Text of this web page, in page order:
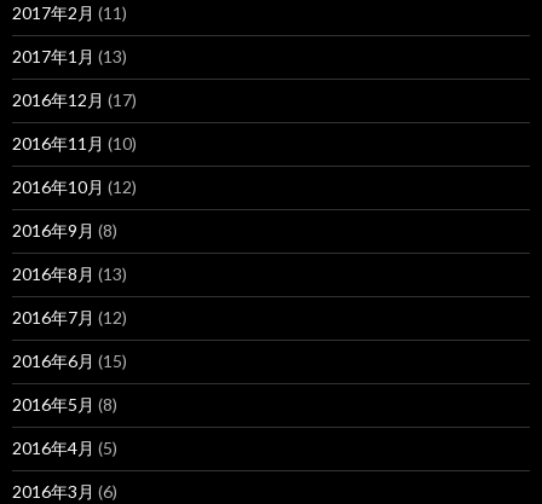
2017年2月 (11)
2017年1月 (13)
2016年12月 (17)
2016年11月 (10)
2016年10月 (12)
2016年9月 (8)
2016年8月 (13)
2016年7月 (12)
2016年6月 (15)
2016年5月 (8)
2016年4月 (5)
2016年3月 (6)